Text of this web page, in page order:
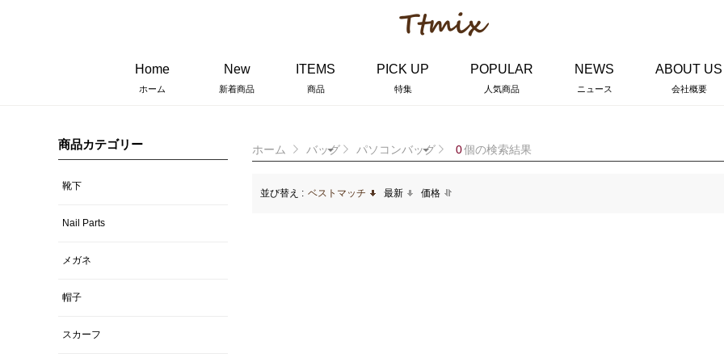
Home
ホーム
New
新着商品
ITEMS
商品
PICK UP
特集
POPULAR
人気商品
NEWS
ニュース
ABOUT US
会社概要
ホーム バッグ パソコンバッグ 0個の検索結果
並び替え : ベストマッチ 最新 価格
商品カテゴリー
靴下
Nail Parts
メガネ
帽子
スカーフ